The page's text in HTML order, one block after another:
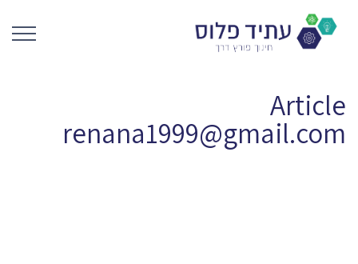
Article
renana1999@gmail.com